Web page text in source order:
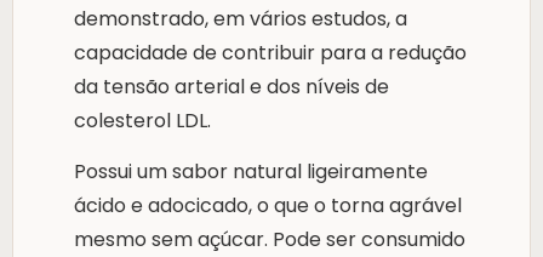
demonstrado, em vários estudos, a
capacidade de contribuir para a redução
da tensão arterial e dos níveis de
colesterol LDL.
Possui um sabor natural ligeiramente
ácido e adocicado, o que o torna agrável
mesmo sem açúcar. Pode ser consumido